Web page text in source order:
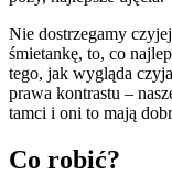
Nie dostrzegamy
śmietankę, to, co
tego, jak wygląda
prawa kontrastu –
tamci i oni to mają
Co robić?